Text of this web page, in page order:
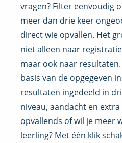
vragen? Filter eenvoudig
meer dan drie keer
direct wie opvallen. Het
niet alleen naar
maar ook naar
basis van de opgegeven
resultaten ingedeeld in
niveau, aandacht en
opvallends of wil je meer
leerling? Met één klik